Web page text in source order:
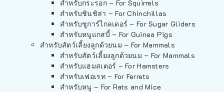
สำหรับกระรอก – For Squirrels
สำหรับชินชิล่า – For Chinchillas
สำหรับชูการ์ไกลเดอร์ – For Sugar Gliders
สำหรับหนูแกสบี้ – For Guinea Pigs
สำหรับสัตว์เลี้ยงลูกด้วยนม – For Mammals
สำหรับสัตว์เลี้ยงลูกด้วยนม – For Mammals
สำหรับแฮมสเตอร์ – For Hamsters
สำหรับเฟอเรท – For Ferrets
สำหรับหนู – For Rats and Mice